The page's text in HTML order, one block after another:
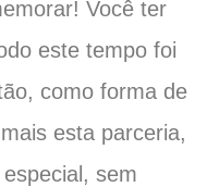
Você ter
este tempo foi
como forma de
esta parceria,
sem